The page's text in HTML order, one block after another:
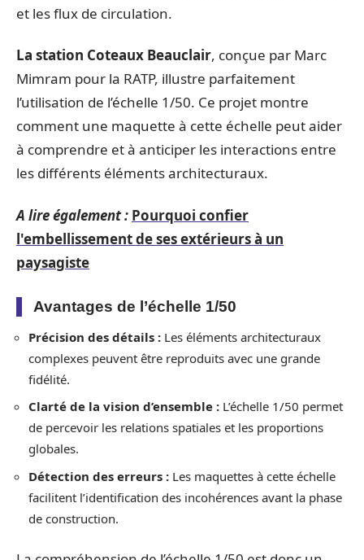
et les flux de circulation.
La station Coteaux Beauclair, conçue par Marc
Mimram pour la RATP, illustre parfaitement
l’utilisation de l’échelle 1/50. Ce projet montre
comment une maquette à cette échelle peut aider
à comprendre et à anticiper les interactions entre
les différents éléments architecturaux.
A lire également : Pourquoi confier
l'embellissement de ses extérieurs à un
paysagiste
Avantages de l’échelle 1/50
Précision des détails : Les éléments architecturaux
complexes peuvent être reproduits avec une grande
fidélité.
Clarté de la vision d’ensemble : L’échelle 1/50 permet
de percevoir les relations spatiales et les proportions
globales.
Détection des erreurs : Les maquettes à cette échelle
facilitent l’identification des incohérences avant la phase
de construction.